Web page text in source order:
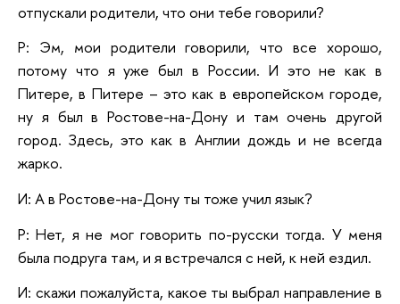
отпускали родители, что они тебе говорили?
Р: Эм, мои родители говорили, что все хорошо,
потому что я уже был в России. И это не как в
Питере, в Питере – это как в европейском городе,
ну я был в Ростове-на-Дону и там очень другой
город. Здесь, это как в Англии дождь и не всегда
жарко.
И: А в Ростове-на-Дону ты тоже учил язык?
Р: Нет, я не мог говорить по-русски тогда. У меня
была подруга там, и я встречался с ней, к ней ездил.
И: скажи пожалуйста, какое ты выбрал направление в